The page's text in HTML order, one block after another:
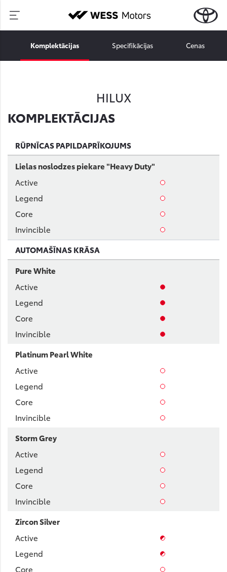
Komplektācijas Specifikācijas Cenas
HILUX
KOMPLEKTĀCIJAS
RŪPNĪCAS PAPILDAPRĪKOJUMS
Lielas noslodzes piekare "Heavy Duty"
AUTOMAŠĪNAS KRĀSA
Pure White
Platinum Pearl White
Storm Grey
Zircon Silver